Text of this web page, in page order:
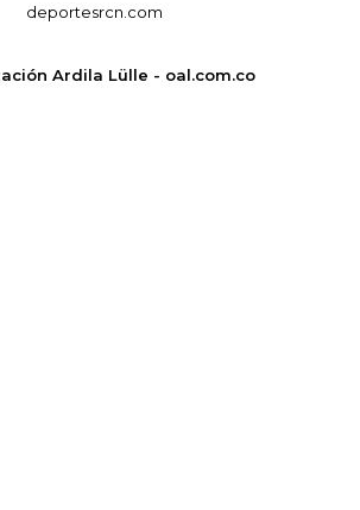
deportesrcn.com
Ardila Lülle - oal.com.co